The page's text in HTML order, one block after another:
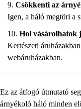
Csökkenti az
Igen, a háló megtöri a
Hol vásárolhatok
Kertészeti
webáruházakban.
Ez az átfogó útmutató
árnyékoló háló minden